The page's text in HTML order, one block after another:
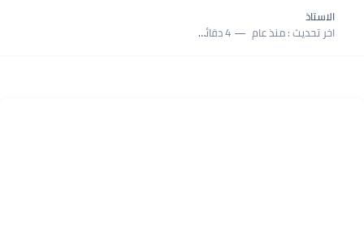
الاستاذ
اخر تحديث :منذ عام 4 دقائق للقراءة